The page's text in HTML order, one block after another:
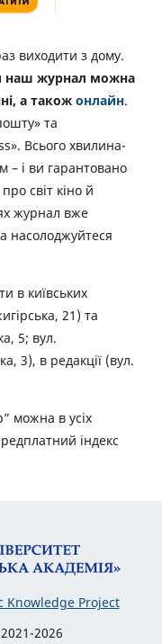
виходити з дому.
наш журнал можна
а також онлайн.
та
Всього хвилина-
– і ви гарантовано
світ кіно й
журнал вже
насолоджуйтеся
в київських
21) та
5; вул.
3), в редакції (вул.
можна в усіх
індекс
Knowledge Project
2026